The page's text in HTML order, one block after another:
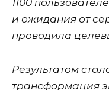
1100
и ожидания от
проводила
Результатом
трансформация